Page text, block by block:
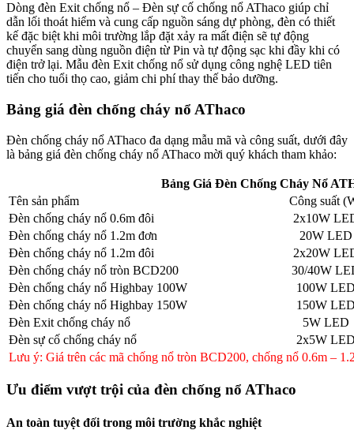
Dòng đèn Exit chống nổ – Đèn sự cố chống nổ AThaco giúp chỉ
dẫn lối thoát hiểm và cung cấp nguồn sáng dự phòng, đèn có thiết
kế đặc biệt khi môi trường lắp đặt xảy ra mất điện sẽ tự động
chuyển sang dùng nguồn điện từ Pin và tự động sạc khi đầy khi có
điện trở lại. Mẫu đèn Exit chống nổ sử dụng công nghệ LED tiên
tiến cho tuổi thọ cao, giảm chi phí thay thế bảo dưỡng.
Bảng giá đèn chống cháy nổ AThaco
Đèn chống cháy nổ AThaco đa dạng mẫu mã và công suất, dưới đây
là bảng giá đèn chống cháy nổ AThaco mời quý khách tham khảo:
Bảng Giá Đèn Chống Cháy Nổ
Tên sản phẩm
Công suất
Đèn chống cháy nổ 0.6m đôi
2x10W
Đèn chống cháy nổ 1.2m đơn
20W LED
Đèn chống cháy nổ 1.2m đôi
2x20W
Đèn chống cháy nổ tròn BCD200
30/40W
Đèn chống cháy nổ Highbay 100W
100W
Đèn chống cháy nổ Highbay 150W
150W
Đèn Exit chống cháy nổ
5W LED
Đèn sự cố chống cháy nổ
2x5W
Lưu ý: Giá trên các mã chống nổ tròn BCD200, chống nổ 0.6m –
Ưu điểm vượt trội của đèn chống nổ AThaco
An toàn tuyệt đối trong môi trường khắc nghiệt